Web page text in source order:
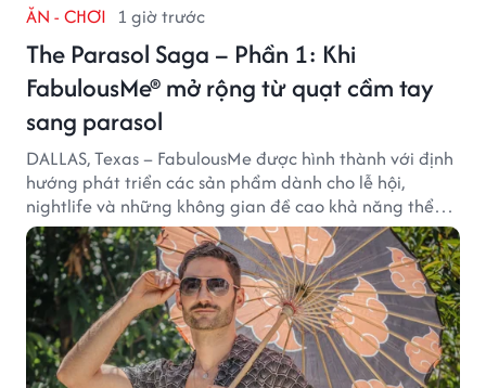
ĂN - CHƠI 1 giờ trước
The Parasol Saga – Phần 1: Khi
FabulousMe® mở rộng từ quạt cầm tay
sang parasol
DALLAS, Texas – FabulousMe được hình thành với định
hướng phát triển các sản phẩm dành cho lễ hội,
nightlife và những không gian đề cao khả năng thể
hiện bản thân. Trong quá trình xây dựng thương hiệu,
quạt cầm tay trở thành dòng sản phẩm tạo được
thành công ban đầu, giúp FabulousMe từng bước mở
rộng mức độ hiện diện trên thị trường.